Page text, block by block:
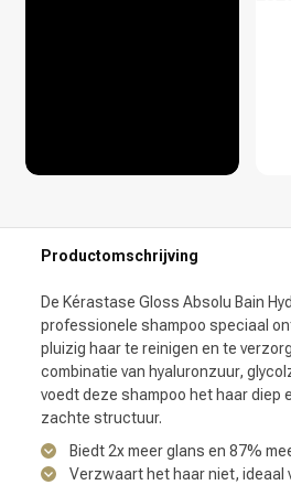
Productomschrijving
De Kérastase Gloss Absolu Bain
professionele shampoo speciaal
pluizig haar te reinigen en te
combinatie van hyaluronzuur,
voedt deze shampoo het haar diep
zachte structuur.
Biedt 2x meer glans en 87%
Verzwaart het haar niet, ideaal